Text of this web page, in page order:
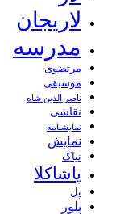
لاریجان
مدرسه
مرتضوی
موسیقی
ناصر الدین شاه
نقاشی
نمايشنامه
نمایش
نیاک
پاشاکلا
پل
پلور